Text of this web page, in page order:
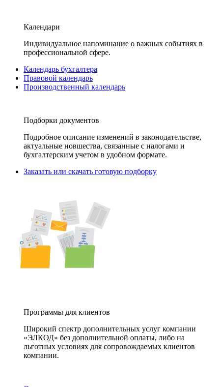
Календари
Индивидуальное напоминание о важных событиях в
профессиональной сфере.
Календарь бухгалтера
Правовой календарь
Производственный календарь
Подборки документов
Подробное описание изменений в законодательстве,
актуальные новшества, связанные с налогами и
бухгалтерским учетом в удобном формате.
Заказать или скачать готовую подборку
Программы для клиентов
Широкий спектр дополнительных услуг компании
«ЭЛКОД» без дополнительной оплаты, либо на
льготных условиях для сопровождаемых клиентов
компании.